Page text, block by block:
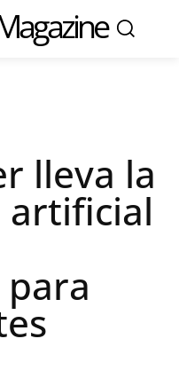
lleva la
artificial